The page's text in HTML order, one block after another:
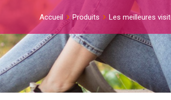
Accueil Produits Les meilleures